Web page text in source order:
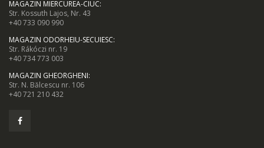
MAGAZIN MIERCUREA-CIUC:
Str. Kossuth Lajos, Nr. 43
+40 733 090 990
MAGAZIN ODORHEIU-SECUIESC:
Str. Rákóczi nr. 19
+40 734 773 003
MAGAZIN GHEORGHENI:
Str. N. Bălcescu nr. 106
+40 721 210 432